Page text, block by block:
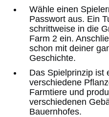
Wähle einen
Passwort aus. Ein
schrittweise in die
Farm 2 ein.
schon mit deiner
Geschichte.
Das Spielprinzip ist
verschiedene
Farmtiere und
verschiedenen
Bauernhofes.